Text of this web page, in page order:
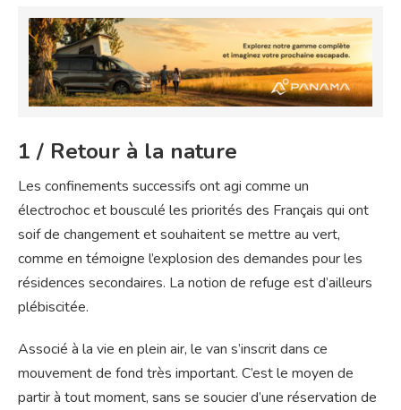
1 / Retour à la nature
Les confinements successifs ont agi comme un
électrochoc et bousculé les priorités des Français qui ont
soif de changement et souhaitent se mettre au vert,
comme en témoigne l’explosion des demandes pour les
résidences secondaires. La notion de refuge est d’ailleurs
plébiscitée.
Associé à la vie en plein air, le van s’inscrit dans ce
mouvement de fond très important. C’est le moyen de
partir à tout moment, sans se soucier d’une réservation de